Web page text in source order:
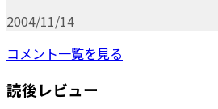
2004/11/14
コメント一覧を見る
読後レビュー